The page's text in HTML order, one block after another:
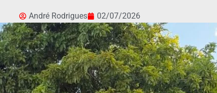
André Rodrigues 02/07/2026